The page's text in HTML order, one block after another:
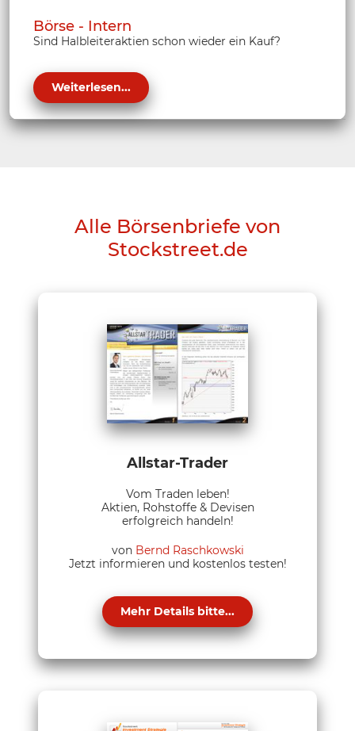
Börse - Intern
Sind Halbleiteraktien schon wieder ein Kauf?
Weiterlesen...
Alle Börsenbriefe von
Stockstreet.de
Allstar-Trader
Vom Traden leben!
Aktien, Rohstoffe & Devisen
erfolgreich handeln!
von Bernd Raschkowski
Jetzt informieren und kostenlos testen!
Mehr Details bitte...